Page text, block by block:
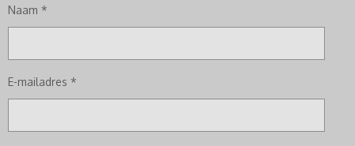
Naam *
E-mailadres *